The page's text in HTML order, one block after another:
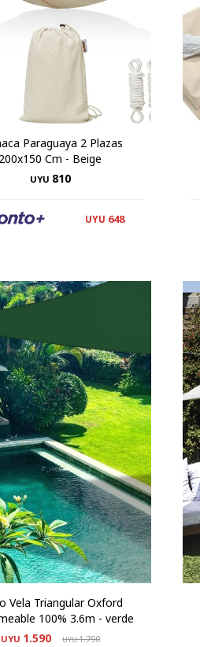
Paraguaya 2 Plazas
Cm - Beige
UYU 810
UYU 648
Vela Triangular Oxford
100% 3.6m - verde
UYU 1.590 UYU1.790